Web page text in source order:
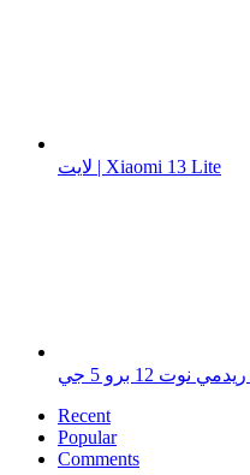
لايت | Xiaomi 13 Lite
Recent
Popular
Comments